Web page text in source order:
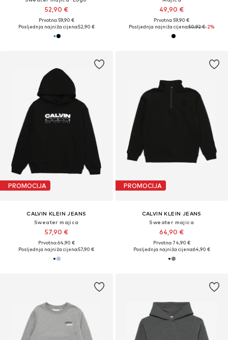
52,90 €
Prvotno: 59,90 €
Posljednja najniža cijena:52,90 €
49,90 €
Prvotno: 59,90 €
Posljednja najniža cijena:50,92 €-2%
PROMOCIJA
CALVIN KLEIN JEANS
Sweater majica
57,90 €
Prvotno: 64,90 €
Posljednja najniža cijena:57,90 €
PROMOCIJA
CALVIN KLEIN JEANS
Sweater majica
64,90 €
Prvotno: 74,90 €
Posljednja najniža cijena:64,90 €